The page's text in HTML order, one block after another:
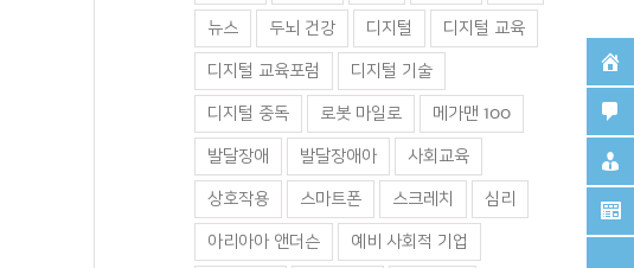
뉴스 두뇌 건강 디지털 디지털 교육
디지털 교육포럼 디지털 기술
디지털 중독 로봇 마일로 메가맨 100
발달장애 발달장애아 사회교육
상호작용 스마트폰 스크레치 심리
아리아아 앤더슨 예비 사회적 기업